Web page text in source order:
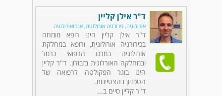
ד"ר אילן קליין
אורולוגיה, כירורגיה אורולוגית, אנדואורולוגיה
ד"ר אילן קליין הינו רופא מומחה
בכירורגיה אורולוגית, ורופא במחלקת
אורולוגיה במרכז הרפואי כרמל
ובמחלקה האורלוגית בזבולון. ד"ר קליין
הינו בוגר הפקולטה לרפואה של
הטכניון בהצטיינות.
ד"ר קליין סיים ב...